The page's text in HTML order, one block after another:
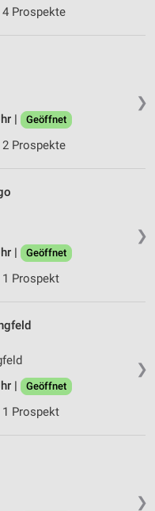
4 Prospekte
❯
|
Geöffnet
2 Prospekte
❯
|
Geöffnet
1 Prospekt
❯
|
Geöffnet
1 Prospekt
❯